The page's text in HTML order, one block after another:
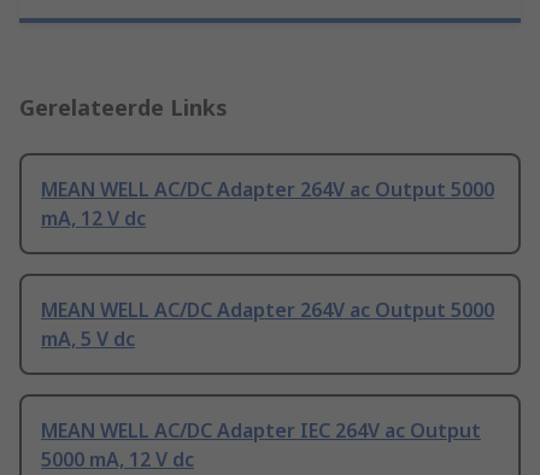
Gerelateerde Links
MEAN WELL AC/DC Adapter 264V ac Output 5000
mA, 12 V dc
MEAN WELL AC/DC Adapter 264V ac Output 5000
mA, 5 V dc
MEAN WELL AC/DC Adapter IEC 264V ac Output
5000 mA, 12 V dc